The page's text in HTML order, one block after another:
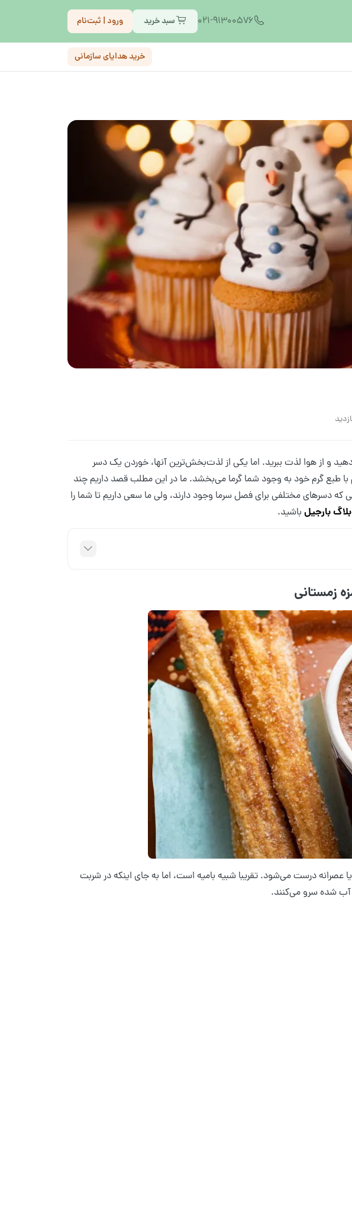
021-91300576 سبد خرید ورود | ثبت‌نام
خرید هدایای سازمانی
و از هوا لذت ببرید. اما یکی از لذت‌بخش‌ترین آنها، خوردن یک دسر
طبع گرم خود به وجود شما گرما می‌بخشد. ما در این مطلب قصد داریم چند
که دسرهای مختلفی برای فصل سرما وجود دارند، ولی ما سعی داریم تا شما را
بارجیل باشید.
زمستانی
درست می‌شود. تقریبا شبیه بامیه است، اما به جای اینکه در شربت
آب شده سرو می‌کنند.